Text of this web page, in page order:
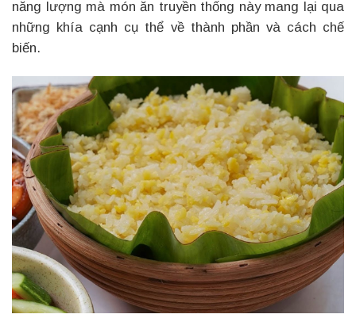
năng lượng mà món ăn truyền thống này mang lại qua
những khía cạnh cụ thể về thành phần và cách chế
biến.